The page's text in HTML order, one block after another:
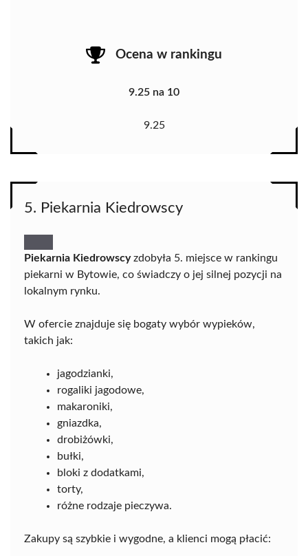
Ocena w rankingu
9.25 na 10
9.25
5. Piekarnia Kiedrowscy
Piekarnia Kiedrowscyzdobyła 5. miejsce w rankingu
piekarni w Bytowie, co świadczy o jej silnej pozycji na
lokalnym rynku.
W ofercie znajduje się bogaty wybór wypieków,
takich jak:
jagodzianki,
rogaliki jagodowe,
makaroniki,
gniazdka,
drobiżówki,
bułki,
bloki z dodatkami,
torty,
różne rodzaje pieczywa.
Zakupy są szybkie i wygodne, a klienci mogą płacić: